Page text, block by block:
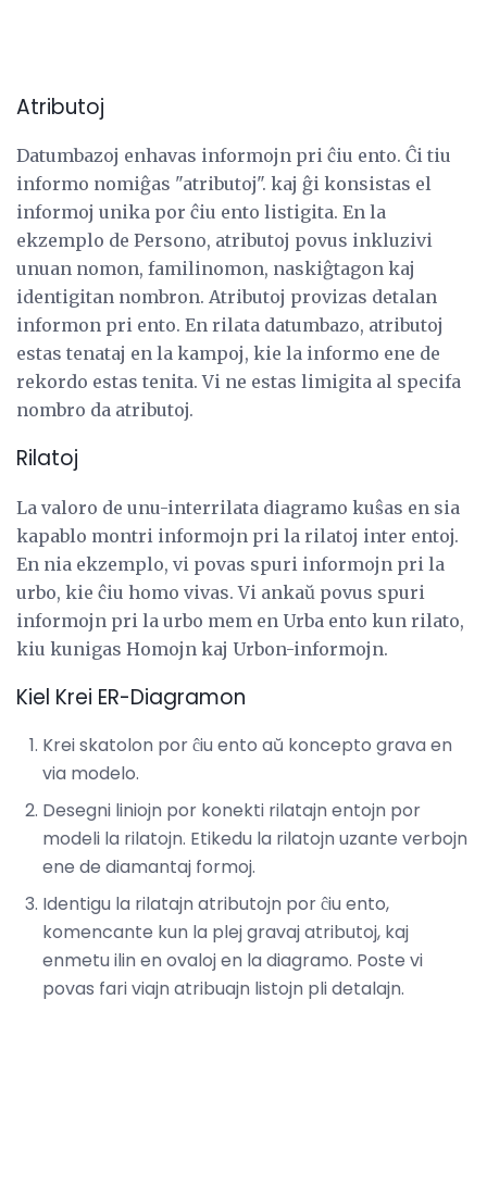
Atributoj
Datumbazoj enhavas informojn pri ĉiu ento. Ĉi tiu
informo nomiĝas "atributoj". kaj ĝi konsistas el
informoj unika por ĉiu ento listigita. En la
ekzemplo de Persono, atributoj povus inkluzivi
unuan nomon, familinomon, naskiĝtagon kaj
identigitan nombron. Atributoj provizas detalan
informon pri ento. En rilata datumbazo, atributoj
estas tenataj en la kampoj, kie la informo ene de
rekordo estas tenita. Vi ne estas limigita al specifa
nombro da atributoj.
Rilatoj
La valoro de unu-interrilata diagramo kuŝas en sia
kapablo montri informojn pri la rilatoj inter entoj.
En nia ekzemplo, vi povas spuri informojn pri la
urbo, kie ĉiu homo vivas. Vi ankaŭ povus spuri
informojn pri la urbo mem en Urba ento kun rilato,
kiu kunigas Homojn kaj Urbon-informojn.
Kiel Krei ER-Diagramon
Krei skatolon por ĉiu ento aŭ koncepto grava en
via modelo.
Desegni liniojn por konekti rilatajn entojn por
modeli la rilatojn. Etikedu la rilatojn uzante verbojn
ene de diamantaj formoj.
Identigu la rilatajn atributojn por ĉiu ento,
komencante kun la plej gravaj atributoj, kaj
enmetu ilin en ovaloj en la diagramo. Poste vi
povas fari viajn atribuajn listojn pli detalajn.